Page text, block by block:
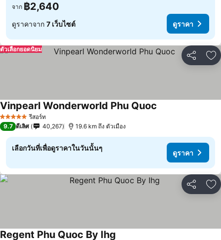
จาก ฿2,640
ดูราคาจาก 7 เว็บไซต์ ดูราคา
แชร์ เ
ตัวเลือกยอดนิยม
5 ดาว รีสอร์ท
Vinpearl Wonderworld Phu Quoc
9.7 ดีเลิศ 40,267 19.6 km ถึง ตัวเมือง
เลือกวันที่เพื่อดูราคาในวันนั้นๆ
ดูราคา
แชร์ เ
Regent Phu Quoc By Ihg